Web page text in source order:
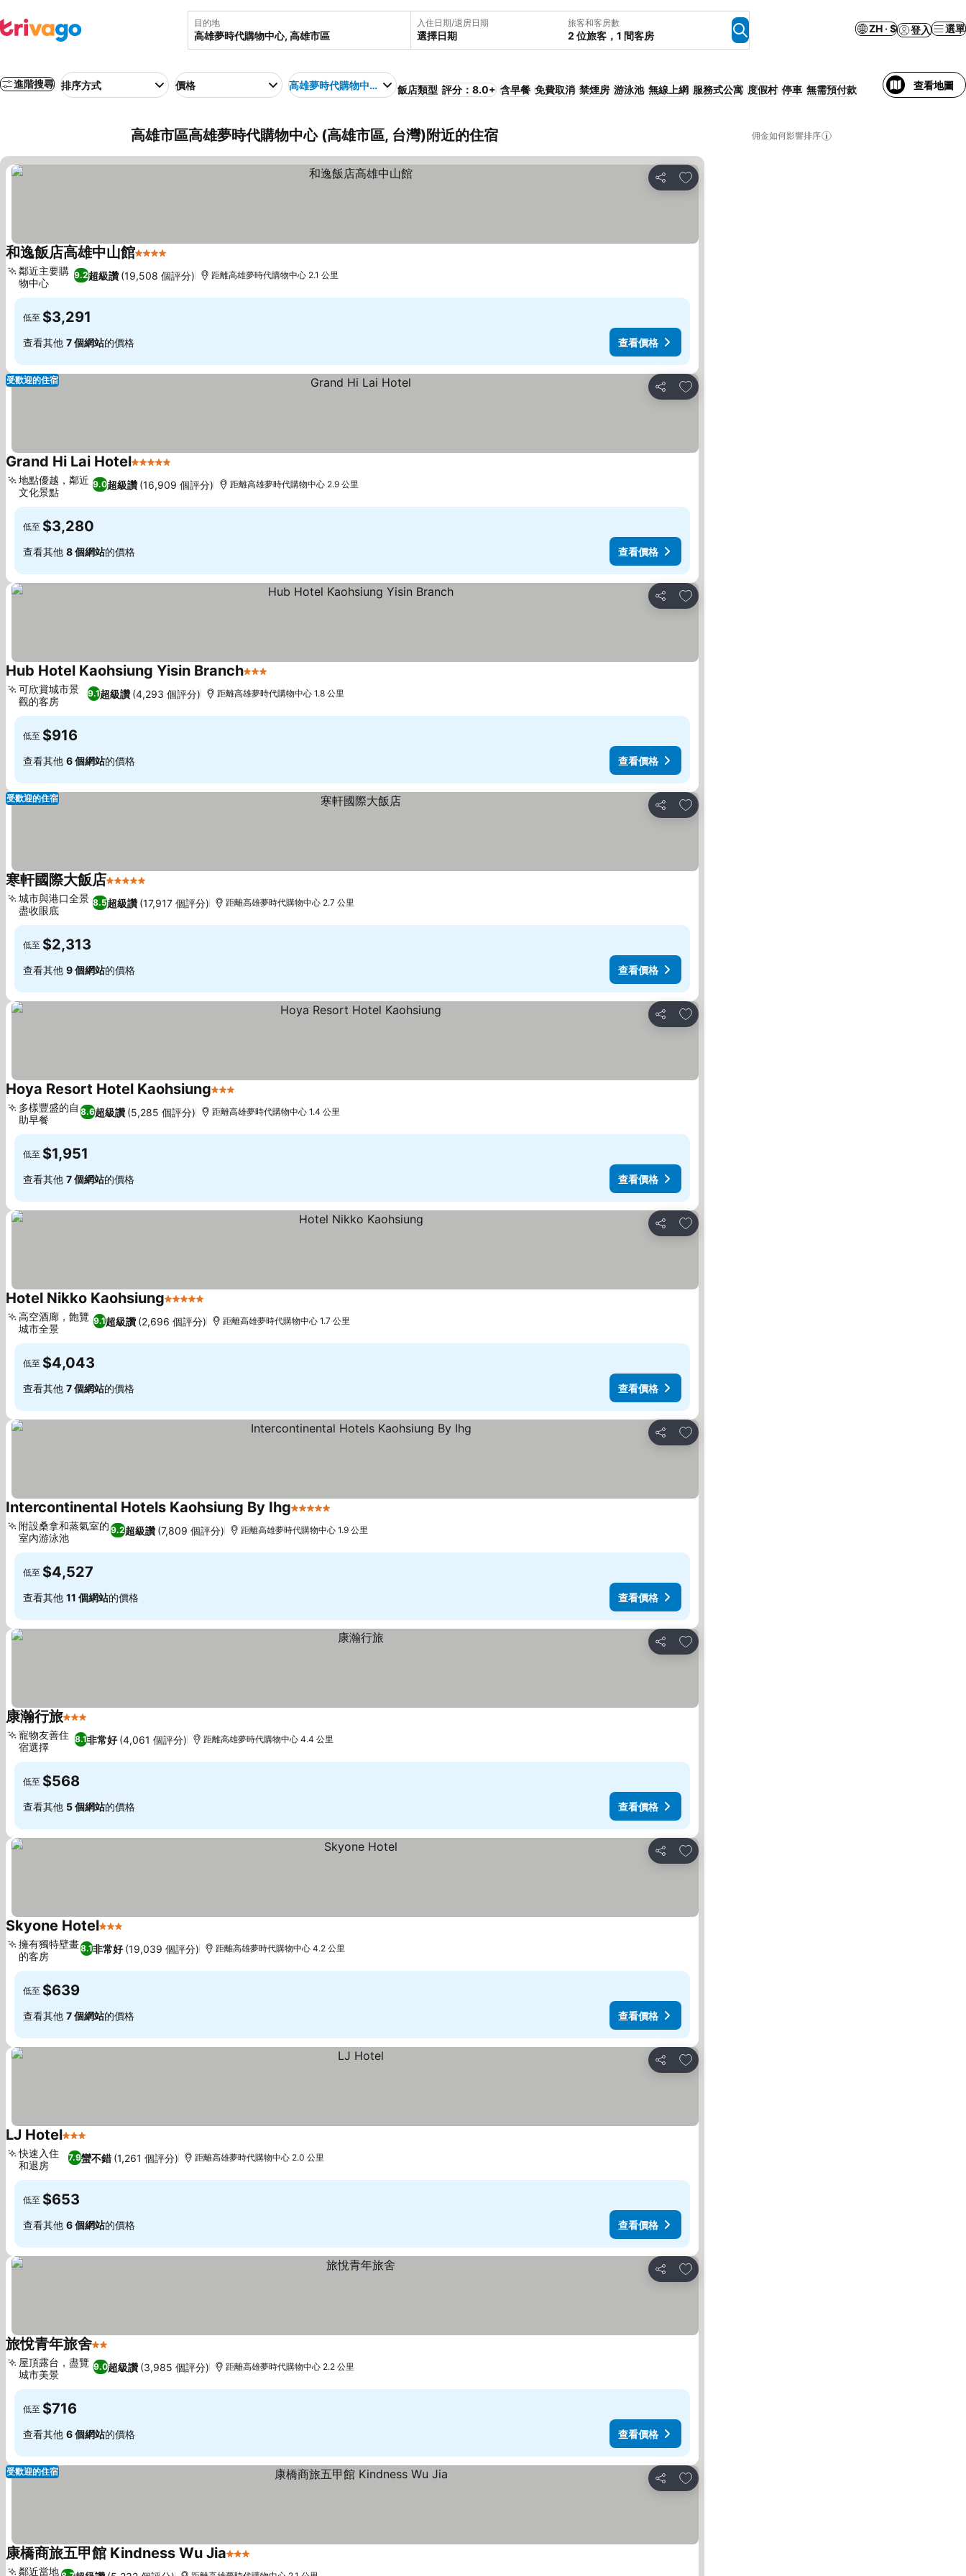
目的地 入住日期/退房日期
選擇日期
旅客和客房數
2 位旅客，1 間客房
ZH · $ 登入 選單
進階搜尋 排序方式 價格 高雄夢時代購物中心 飯店類型 評分：8.0+ 含早餐 免費取消 禁煙房 游泳池 無線上網 服務式公寓 度假村 停車 無需預付款 查看地圖
高雄市區高雄夢時代購物中心 (高雄市區, 台灣)附近的住宿 佣金如何影響排序
分享
加入我的最愛
和逸飯店高雄中山館4 星級
9.2超級讚 (19,508 個評分)
鄰近主要購
物中心
距離高雄夢時代購物中心 2.1 公里
低至 $3,291
查看其他 7 個網站的價格 查看價格
分享
加入我的最愛
受歡迎的住宿
Grand Hi Lai Hotel5 星級
9.0超級讚 (16,909 個評分)
地點優越，鄰近
文化景點
距離高雄夢時代購物中心 2.9 公里
低至 $3,280
查看其他 8 個網站的價格 查看價格
分享
加入我的最愛
Hub Hotel Kaohsiung Yisin Branch3 星級
9.1超級讚 (4,293 個評分)
可欣賞城市景
觀的客房
距離高雄夢時代購物中心 1.8 公里
低至 $916
查看其他 6 個網站的價格 查看價格
分享
加入我的最愛
受歡迎的住宿
寒軒國際大飯店5 星級
8.5超級讚 (17,917 個評分)
城市與港口全景
盡收眼底
距離高雄夢時代購物中心 2.7 公里
低至 $2,313
查看其他 9 個網站的價格 查看價格
分享
加入我的最愛
Hoya Resort Hotel Kaohsiung3 星級
8.6超級讚 (5,285 個評分)
多樣豐盛的自
助早餐
距離高雄夢時代購物中心 1.4 公里
低至 $1,951
查看其他 7 個網站的價格 查看價格
分享
加入我的最愛
Hotel Nikko Kaohsiung5 星級
9.1超級讚 (2,696 個評分)
高空酒廊，飽覽
城市全景
距離高雄夢時代購物中心 1.7 公里
低至 $4,043
查看其他 7 個網站的價格 查看價格
分享
加入我的最愛
Intercontinental Hotels Kaohsiung By Ihg5 星級
9.2超級讚 (7,809 個評分)
附設桑拿和蒸氣室的
室內游泳池
距離高雄夢時代購物中心 1.9 公里
低至 $4,527
查看其他 11 個網站的價格 查看價格
分享
加入我的最愛
康瀚行旅3 星級
8.1非常好 (4,061 個評分)
寵物友善住
宿選擇
距離高雄夢時代購物中心 4.4 公里
低至 $568
查看其他 5 個網站的價格 查看價格
分享
加入我的最愛
Skyone Hotel3 星級
8.1非常好 (19,039 個評分)
擁有獨特壁畫
的客房
距離高雄夢時代購物中心 4.2 公里
低至 $639
查看其他 7 個網站的價格 查看價格
分享
加入我的最愛
LJ Hotel3 星級
7.9蠻不錯 (1,261 個評分)
快速入住
和退房
距離高雄夢時代購物中心 2.0 公里
低至 $653
查看其他 6 個網站的價格 查看價格
分享
加入我的最愛
旅悅青年旅舍2 星級
9.0超級讚 (3,985 個評分)
屋頂露台，盡覽
城市美景
距離高雄夢時代購物中心 2.2 公里
低至 $716
查看其他 6 個網站的價格 查看價格
分享
加入我的最愛
受歡迎的住宿
康橋商旅五甲館 Kindness Wu Jia3 星級
鄰近當地